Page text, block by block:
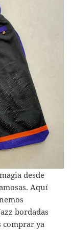
desde
Aquí
bordadas
comprar ya